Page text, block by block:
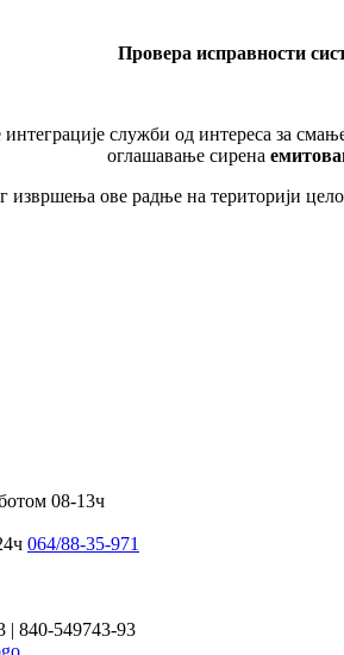
Провера исправности
служби од интереса за
оглашавање сирена
извршења ове радње на територији
08-13ч
064/88-35-971
| 840-549743-93